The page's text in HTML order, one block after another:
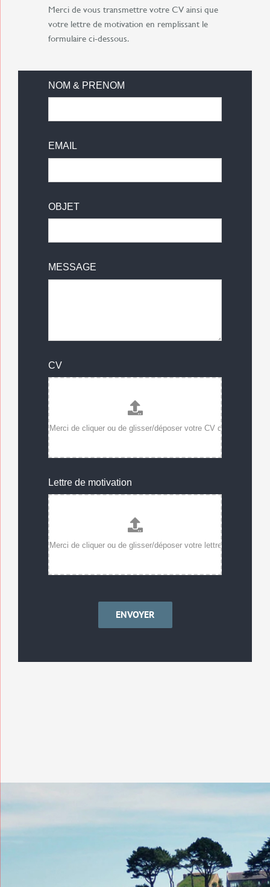
Merci de vous transmettre votre CV ainsi que
votre lettre de motivation en remplissant le
formulaire ci-dessous.
NOM & PRENOM
EMAIL
OBJET
MESSAGE
CV
Lettre de motivation
ENVOYER